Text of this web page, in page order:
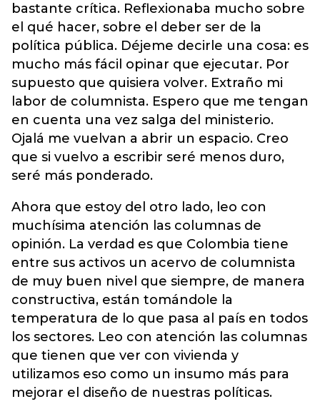
bastante crítica. Reflexionaba mucho sobre
el qué hacer, sobre el deber ser de la
política pública. Déjeme decirle una cosa: es
mucho más fácil opinar que ejecutar. Por
supuesto que quisiera volver. Extraño mi
labor de columnista. Espero que me tengan
en cuenta una vez salga del ministerio.
Ojalá me vuelvan a abrir un espacio. Creo
que si vuelvo a escribir seré menos duro,
seré más ponderado.
Ahora que estoy del otro lado, leo con
muchísima atención las columnas de
opinión. La verdad es que Colombia tiene
entre sus activos un acervo de columnista
de muy buen nivel que siempre, de manera
constructiva, están tomándole la
temperatura de lo que pasa al país en todos
los sectores. Leo con atención las columnas
que tienen que ver con vivienda y
utilizamos eso como un insumo más para
mejorar el diseño de nuestras políticas.